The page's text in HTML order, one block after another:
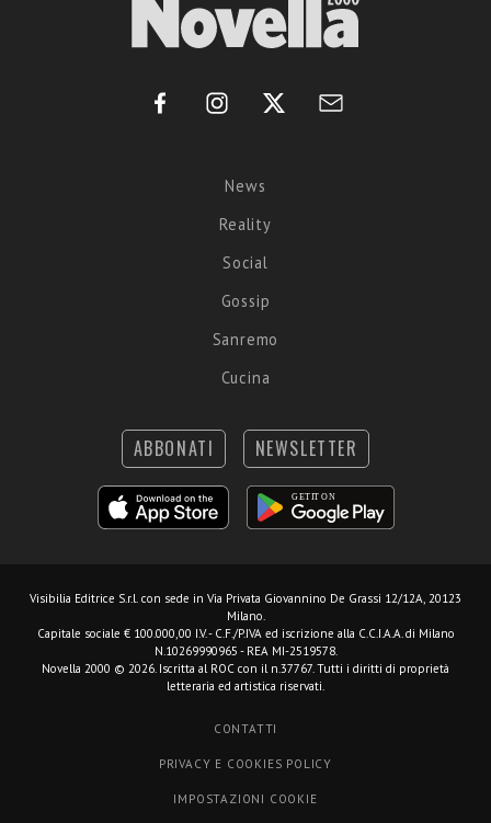
News
Reality
Social
Gossip
Sanremo
Cucina
ABBONATI NEWSLETTER
Visibilia Editrice S.r.l. con sede in Via Privata Giovannino De Grassi 12/12A, 20123
Milano.
Capitale sociale € 100.000,00 I.V. - C.F./P.IVA ed iscrizione alla C.C.I.A.A. di Milano
N.10269990965 - REA MI-2519578.
Novella 2000 © 2026. Iscritta al ROC con il n.37767. Tutti i diritti di proprietà
letteraria ed artistica riservati.
CONTATTI
PRIVACY E COOKIES POLICY
IMPOSTAZIONI COOKIE